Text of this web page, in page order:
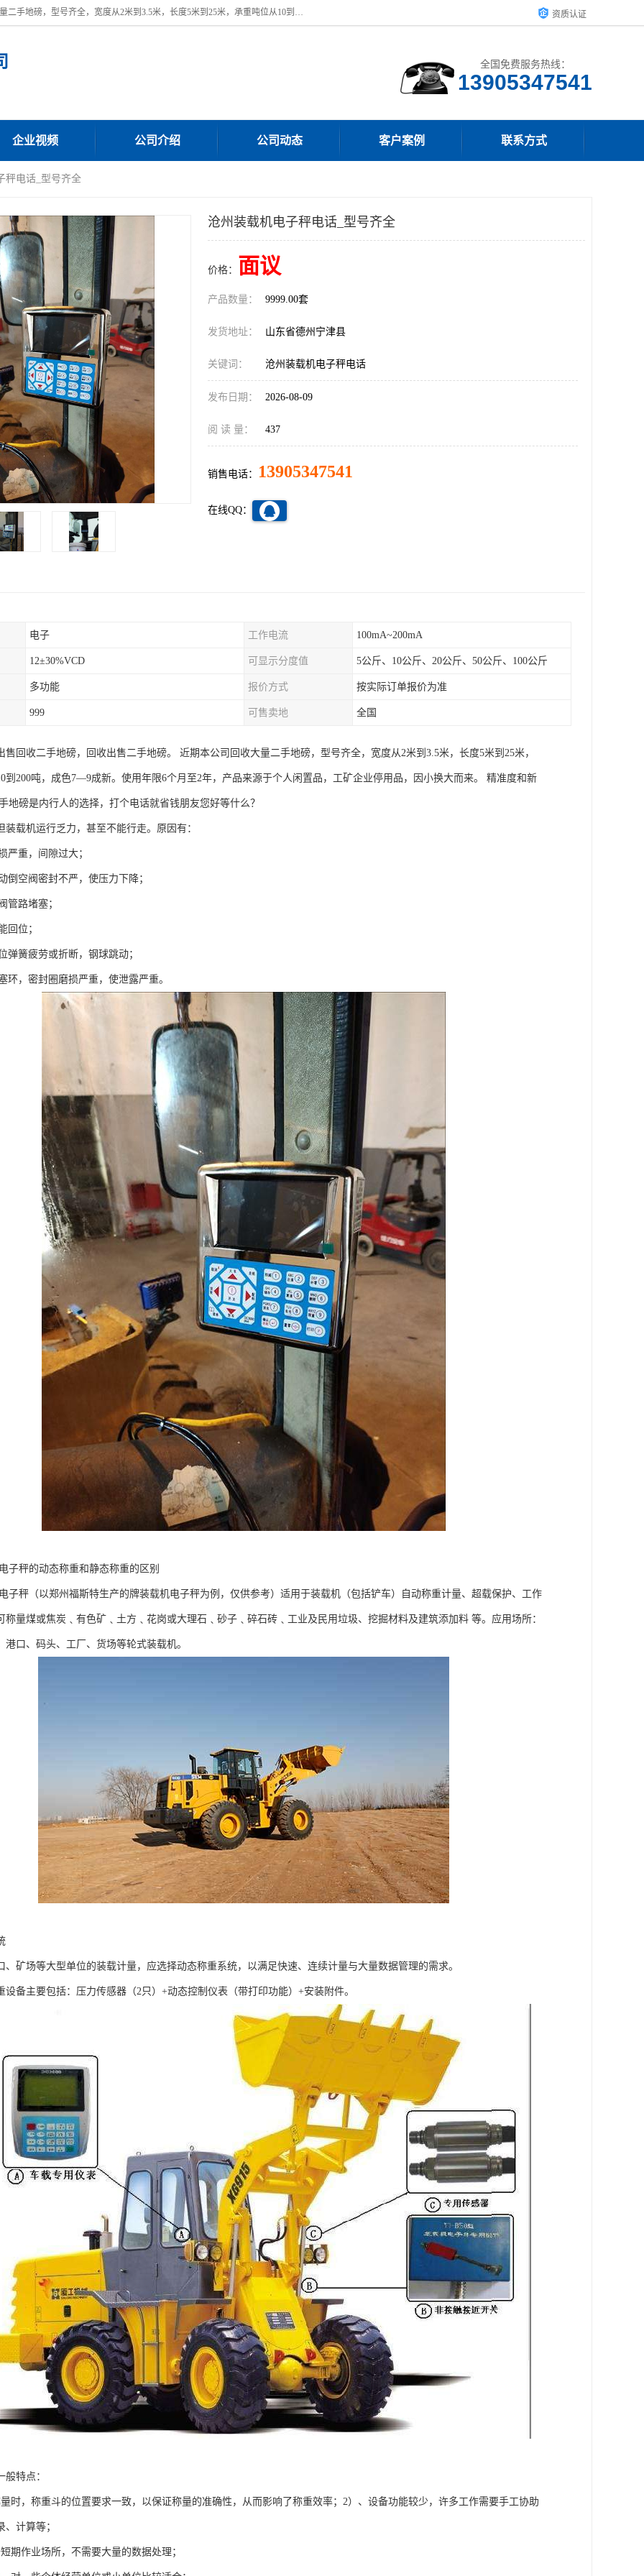
本公司常年出售回收二手地磅，回收出售二手地磅。 近期本公司回收大量二手地磅，型号齐全，宽度从2米到3.5米，长度5米到25米，承重吨位从10到200吨，成色7—9成新。 ? 使用年限6个月至2年，产品来源于个人闲置品，工矿企业停用品，因小换大而来。 精准度和新的一样， 二手地磅是内行人的选择，打个电话就省钱朋友您好等什么 资质认证
全国免费服务热线：
13905347541
企业视频 公司介绍 公司动态 客户案例 联系方式
秤电话_型号齐全
沧州装载机电子秤电话_型号齐全
价格： 面议
产品数量： 9999.00套
发货地址： 山东省德州宁津县
关键词： 沧州装载机电子秤电话
发布日期： 2026-08-09
阅 读 量： 437
销售电话： 13905347541
在线QQ：
电子 工作电流 100mA~200mA
12±30%VCD 可显示分度值 5公斤、10公斤、20公斤、50公斤、100公斤
多功能 报价方式 按实际订单报价为准
999 可售卖地 全国
售回收二手地磅，回收出售二手地磅。 近期本公司回收大量二手地磅，型号齐全，宽度从2米到3.5米，长度5米到25米，
到200吨，成色7—9成新。使用年限6个月至2年，产品来源于个人闲置品，工矿企业停用品，因小换大而来。 精准度和新
地磅是内行人的选择，打个电话就省钱朋友您好等什么？
装载机运行乏力，甚至不能行走。原因有：
严重，间隙过大；
倒空阀密封不严，使压力下降；
管路堵塞；
回位；
弹簧疲劳或折断，钢球跳动；
环，密封圈磨损严重，使泄露严重。
子秤的动态称重和静态称重的区别
子秤（以郑州福斯特生产的牌装载机电子秤为例，仅供参考）适用于装载机（包括铲车）自动称重计量、超载保护、工作
称量煤或焦炭﹑有色矿﹑土方﹑花岗或大理石﹑砂子﹑碎石砖﹑工业及民用垃圾、挖掘材料及建筑添加料 等。应用场所：
港口、码头、工厂、货场等轮式装载机。
、矿场等大型单位的装载计量，应选择动态称重系统，以满足快速、连续计量与大量数据管理的需求。
设备主要包括：压力传感器（2只）+动态控制仪表（带打印功能）+安装附件。
般特点：
时，称重斗的位置要求一致，以保证称量的准确性，从而影响了称重效率；2）、设备功能较少，许多工作需要手工协助
、计算等；
期作业场所，不需要大量的数据处理；